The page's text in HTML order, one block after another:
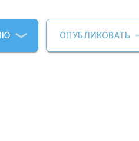
ОПУБЛИКОВАТЬ